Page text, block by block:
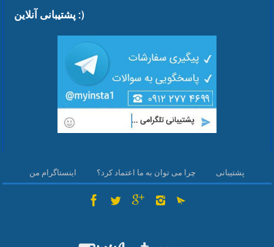
پشتیبانی آنلاین :)
اینستاگرام من چرا می توان به ما اعتماد کرد؟ پشتیبانی